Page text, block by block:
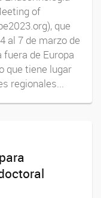
of
que
al 7 de marzo de
fuera de Europa
que tiene lugar
regionales...